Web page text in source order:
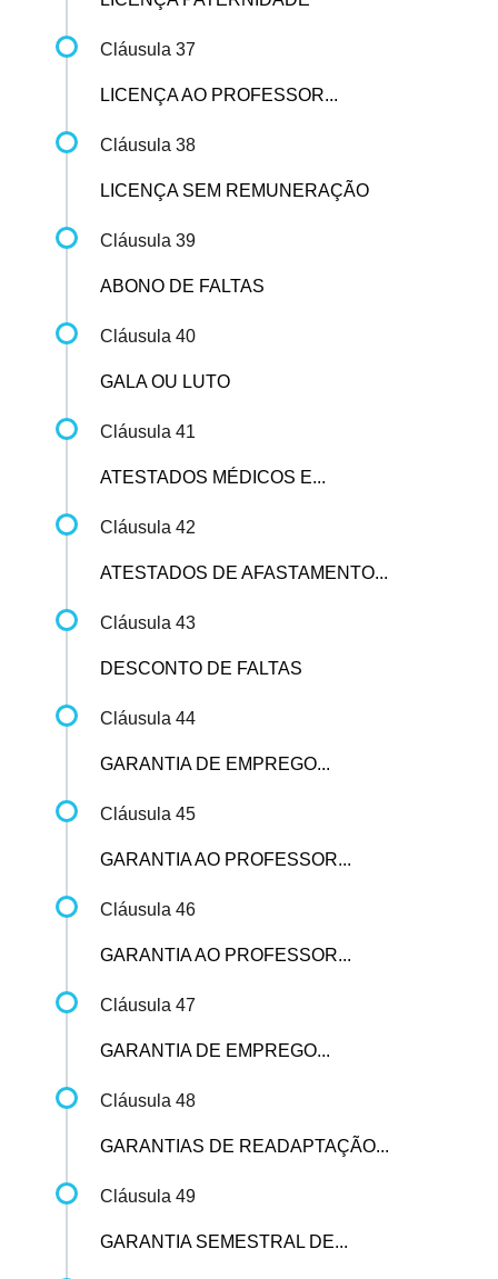
Cláusula 37
LICENÇA AO PROFESSOR...
Cláusula 38
LICENÇA SEM REMUNERAÇÃO
Cláusula 39
ABONO DE FALTAS
Cláusula 40
GALA OU LUTO
Cláusula 41
ATESTADOS MÉDICOS E...
Cláusula 42
ATESTADOS DE AFASTAMENTO...
Cláusula 43
DESCONTO DE FALTAS
Cláusula 44
GARANTIA DE EMPREGO...
Cláusula 45
GARANTIA AO PROFESSOR...
Cláusula 46
GARANTIA AO PROFESSOR...
Cláusula 47
GARANTIA DE EMPREGO...
Cláusula 48
GARANTIAS DE READAPTAÇÃO...
Cláusula 49
GARANTIA SEMESTRAL DE...